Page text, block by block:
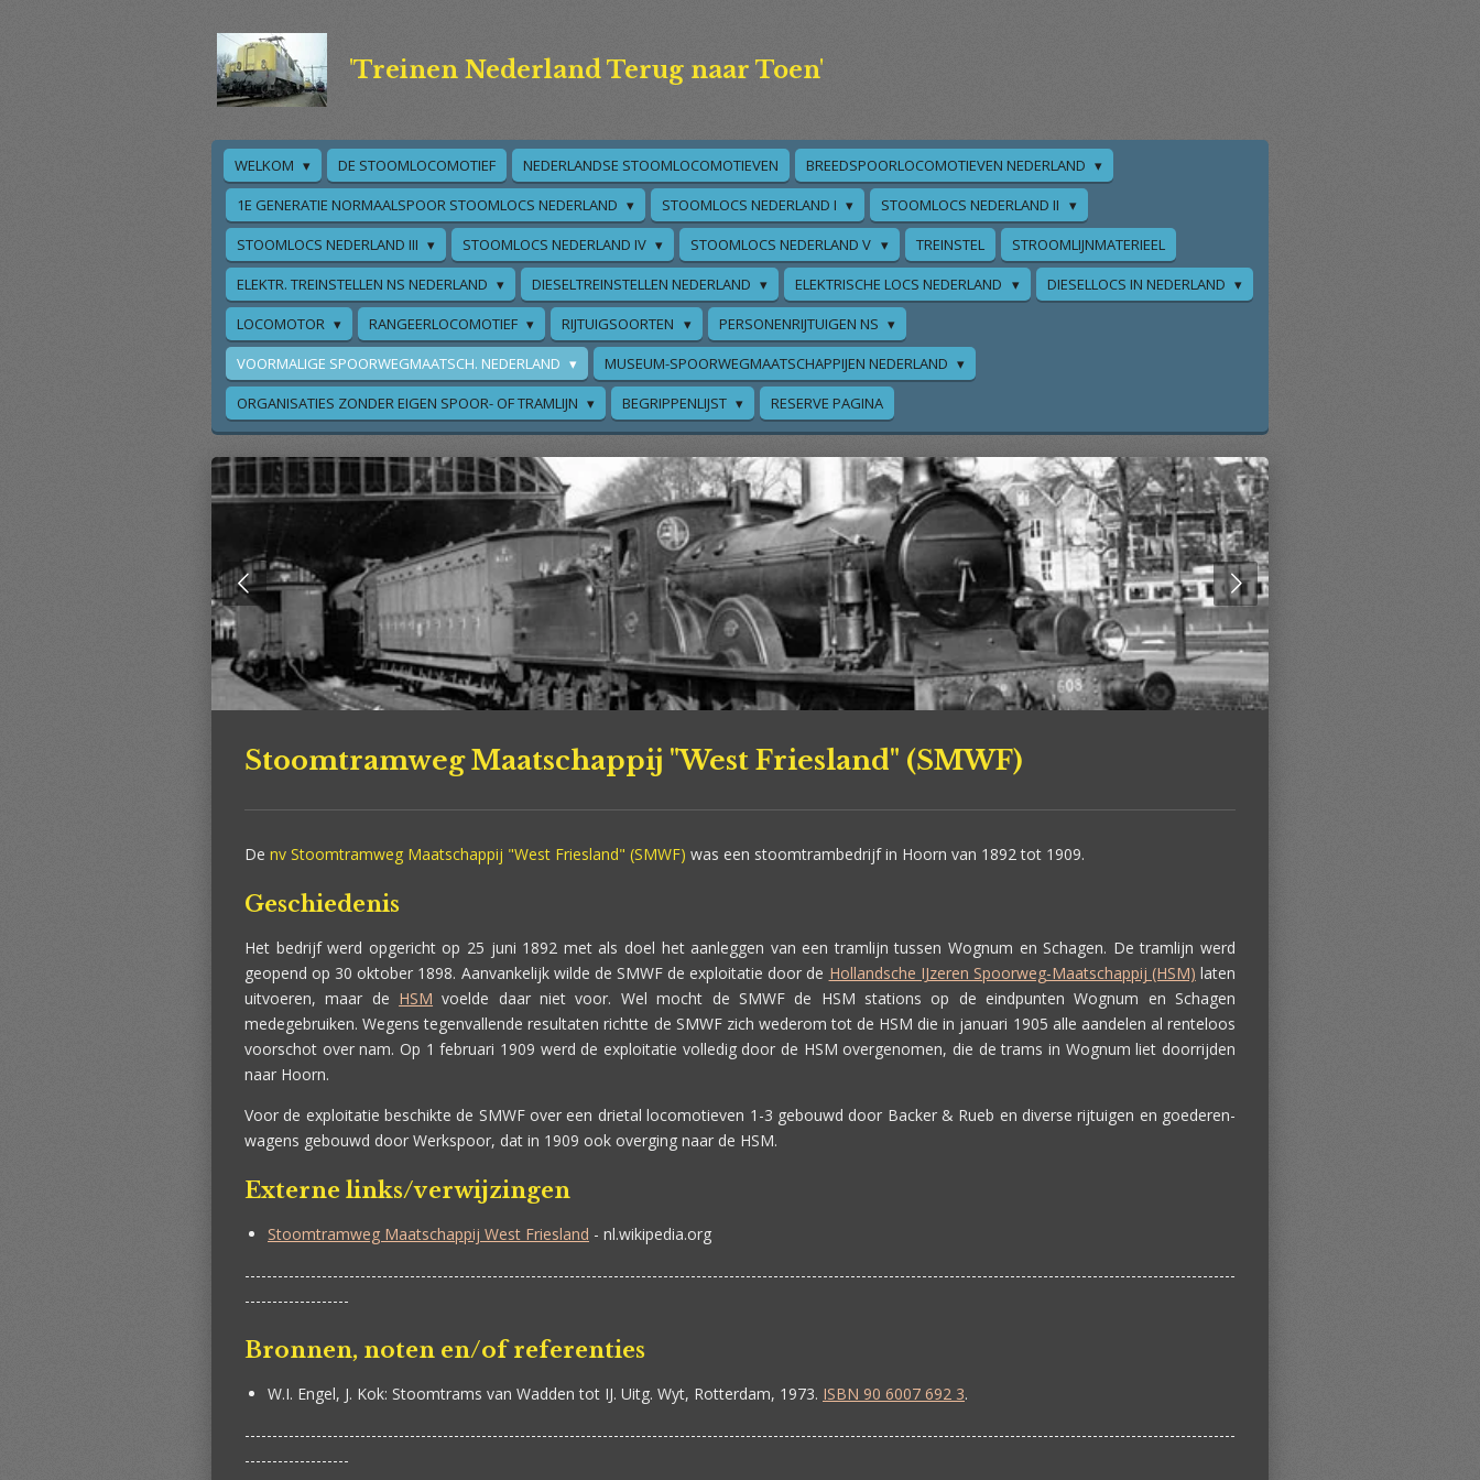
'Treinen Nederland Terug naar Toen'
WELKOM DE STOOMLOCOMOTIEF NEDERLANDSE STOOMLOCOMOTIEVEN
BREEDSPOORLOCOMOTIEVEN NEDERLAND
1E GENERATIE NORMAALSPOOR STOOMLOCS NEDERLAND
STOOMLOCS NEDERLAND I
STOOMLOCS NEDERLAND II
STOOMLOCS NEDERLAND III
STOOMLOCS NEDERLAND IV STOOMLOCS NEDERLAND V TREINSTEL
STROOMLIJNMATERIEEL
ELEKTR. TREINSTELLEN NS NEDERLAND
DIESELTREINSTELLEN NEDERLAND ELEKTRISCHE LOCS NEDERLAND
DIESELLOCS IN NEDERLAND
LOCOMOTOR
RANGEERLOCOMOTIEF RIJTUIGSOORTEN
PERSONENRIJTUIGEN NS
VOORMALIGE SPOORWEGMAATSCH. NEDERLAND
MUSEUM-SPOORWEGMAATSCHAPPIJEN NEDERLAND
ORGANISATIES ZONDER EIGEN SPOOR- OF TRAMLIJN
BEGRIPPENLIJST RESERVE PAGINA
Stoomtramweg Maatschappij "West Friesland" (SMWF)
De nv Stoomtramweg Maatschappij "West Friesland" (SMWF) was een stoomtrambedrijf in Hoorn van 1892 tot 1909.
Geschiedenis
Het bedrijf werd opgericht op 25 juni 1892 met als doel het aanleggen van een tramlijn tussen Wognum en Schagen. De tramlijn werd
geopend op 30 oktober 1898. Aanvankelijk wilde de SMWF de exploitatie door de Hollandsche IJzeren Spoorweg-Maatschappij (HSM) laten
uitvoeren, maar de HSM voelde daar niet voor. Wel mocht de SMWF de HSM stations op de eindpunten Wognum en Schagen
medegebruiken. Wegens tegenvallende resultaten richtte de SMWF zich wederom tot de HSM die in januari 1905 alle aandelen al renteloos
voorschot over nam. Op 1 februari 1909 werd de exploitatie volledig door de HSM overgenomen, die de trams in Wognum liet doorrijden
naar Hoorn.
Voor de exploitatie beschikte de SMWF over een drietal locomotieven 1-3 gebouwd door Backer & Rueb en diverse rijtuigen en goederen-
wagens gebouwd door Werkspoor, dat in 1909 ook overging naar de HSM.
Externe links/verwijzingen
Stoomtramweg Maatschappij West Friesland - nl.wikipedia.org
------------------------------------------------------------------------------------------------------------------------------------------------------------------------------------
-------------------
Bronnen, noten en/of referenties
W.I. Engel, J. Kok: Stoomtrams van Wadden tot IJ. Uitg. Wyt, Rotterdam, 1973. ISBN 90 6007 692 3.
------------------------------------------------------------------------------------------------------------------------------------------------------------------------------------
-------------------